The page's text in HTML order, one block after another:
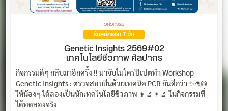
วิศวกรรม
รับสมัครอีก 7 วัน
Genetic Insights 2569#02
เทคโนโลยีชีวภาพ ศิลปากร
กิจกรรมดีๆ กลับมาอีกครั้ง !! มาจับไมโครปิเปตทำ Workshop
Genetic Insights : ตรวจสอบยีนด้วยเทคนิค PCR กันดีกว่า ✨⚗️🥼
ให้น้องๆ ได้ลองเป็นนักเทคโนโลยีชีวภาพ 👩‍🔬👨‍🔬 ในกิจกรรมที่
ได้ทดลองจริง